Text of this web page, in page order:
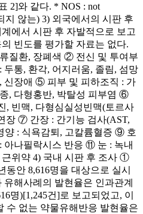
2]와 같다. * NOS : not
지 않는) 3) 외국에서의 시판 후
에서 시판 후 자발적으로 보고
빈도를 평가할 자료는 없다.
질환, 장폐색 ② 전신 및 투여부
통, 환각, 어지러움, 졸림, 섬망
장애 ⑤ 피부 및 피하조직 : 가
, 다형홍반, 박탈성 피부염 ⑥
, 빈맥, 다형심실성빈맥(토르사
장 ⑦ 간장 : 간기능 검사(AST,
양 : 식욕감퇴, 고칼륨혈증 ⑨ 호
나필락시스 반응 ⑪ 눈 : 녹내
위약 4) 국내 시판 후 조사 ①
안 8,616명을 대상으로 실시
해사례의 발현율은 인과관계
명)[1,245건]로 보고되었고, 이
수 없는 약물유해반응 발현율은